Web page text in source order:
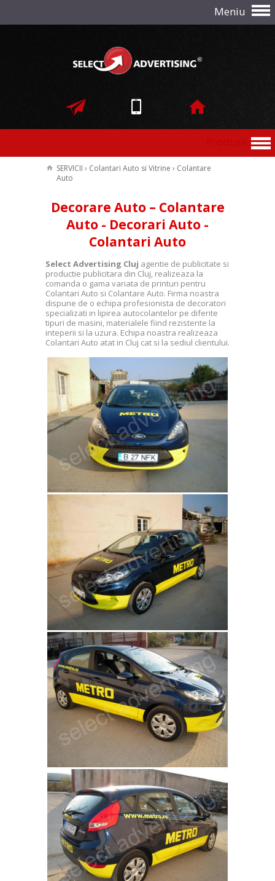
Meniu
SERVICII › Colantari Auto si Vitrine › Colantare
Auto
Decorare Auto – Colantare
Auto - Decorari Auto -
Colantari Auto
Select Advertising Cluj agentie de publicitate si
productie publicitara din Cluj, realizeaza la
comanda o gama variata de printuri pentru
Colantari Auto si Colantare Auto. Firma noastra
dispune de o echipa profesionista de decoratori
specializati in lipirea autocolantelor pe diferite
tipuri de masini, materialele fiind rezistente la
inteperii si la uzura. Echipa noastra realizeaza
Colantari Auto atat in Cluj cat si la sediul clientului.